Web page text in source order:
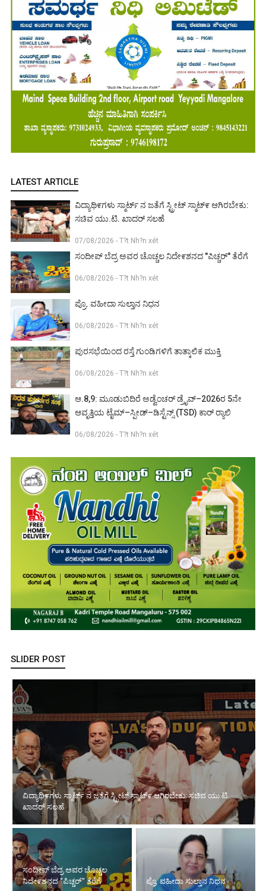
LATEST ARTICLE
ವಿದ್ಯಾಥಿ೯ಗಳು ಸ್ಮಾರ್ಟ್ ನ ಜತೆಗೆ ಸ್ಟ್ರೀಟ್ ಸ್ಮಾಟ್೯ ಆಗಿರಬೇಕು:
ಸಚಿವ ಯು.ಟಿ. ಖಾದರ್ ಸಲಹೆ
07/08/2026 - T?t Nh?n xét
ಸಂದೀಪ್ ಬೆದ್ರ ಅವರ ಚೊಚ್ಚಲ ನಿದೇ೯ಶನದ "ಪಿಚ್ಚರ್" ತೆರೆಗೆ
06/08/2026 - T?t Nh?n xét
ಪ್ರೊ. ವಹೀದಾ ಸುಲ್ತಾನ ನಿಧನ
06/08/2026 - T?t Nh?n xét
ಪುರಸಭೆಯಿಂದ ರಸ್ತೆ ಗುಂಡಿಗಳಿಗೆ ತಾತ್ಕಾಲಿಕ ಮುಕ್ತಿ
06/08/2026 - T?t Nh?n xét
ಆ.8,9: ಮೂಡುಬಿದಿರೆ ಅಡ್ವೆಂಚರ್ ಡ್ರೈವ್–2026ರ 5ನೇ
ಆವೃತ್ತಿಯ ಟೈಮ್–ಸ್ಪೀಡ್–ಡಿಸ್ಟೆನ್ಸ್ (TSD) ಕಾರ್ ರ‍್ಯಾಲಿ
06/08/2026 - T?t Nh?n xét
SLIDER POST
ವಿದ್ಯಾಥಿ೯ಗಳು ಸ್ಮಾರ್ಟ್ ನ ಜತೆಗೆ ಸ್ಟ್ರೀಟ್ ಸ್ಮಾಟ್೯ ಆಗಿರಬೇಕು: ಸಚಿವ ಯು.ಟಿ.
ಖಾದರ್ ಸಲಹೆ
ಸಂದೀಪ್ ಬೆದ್ರ ಅವರ ಚೊಚ್ಚಲ
ನಿದೇ೯ಶನದ "ಪಿಚ್ಚರ್" ತೆರೆಗೆ
ಪ್ರೊ. ವಹೀದಾ ಸುಲ್ತಾನ ನಿಧನ